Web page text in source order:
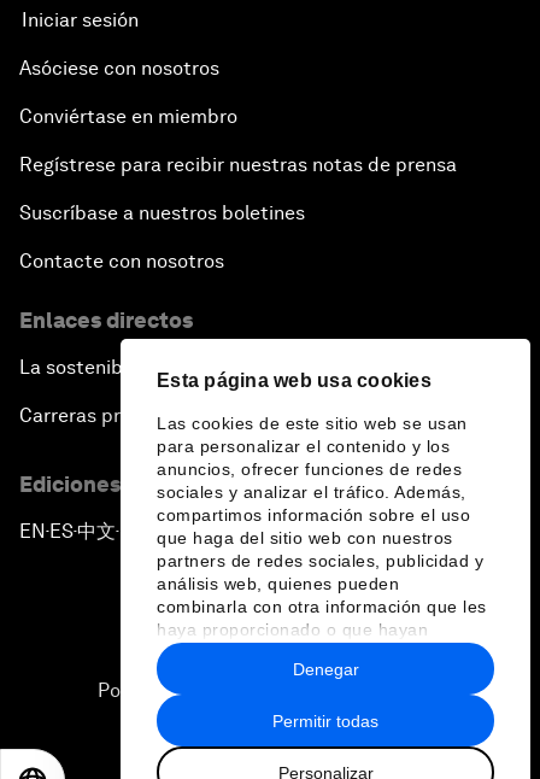
Esta página web usa cookies
Las cookies de este sitio web se usan
para personalizar el contenido y los
anuncios, ofrecer funciones de redes
sociales y analizar el tráfico. Además,
compartimos información sobre el uso
que haga del sitio web con nuestros
partners de redes sociales, publicidad y
análisis web, quienes pueden
combinarla con otra información que les
haya proporcionado o que hayan
recopilado a partir del uso que haya
hecho de sus servicios.
Permitir todas
Personalizar
Denegar
Iniciar sesión
Asóciese con nosotros
Conviértase en miembro
Regístrese para recibir nuestras notas de prensa
Suscríbase a nuestros boletines
Contacte con nosotros
Enlaces directos
La sostenibilidad en el Foro
Carreras profesionales
Ediciones en otros idiomas
EN ▪ ES▪中文▪ 日本語
Política de privacidad y normas de uso